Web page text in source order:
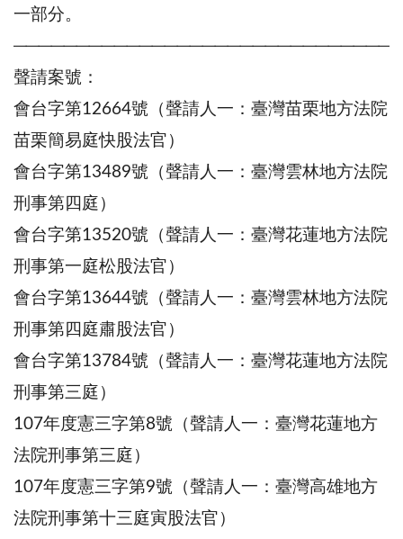
一部分。
聲請案號：
會台字第12664號（聲請人一：臺灣苗栗地方法院
苗栗簡易庭快股法官）
會台字第13489號（聲請人一：臺灣雲林地方法院
刑事第四庭）
會台字第13520號（聲請人一：臺灣花蓮地方法院
刑事第一庭松股法官）
會台字第13644號（聲請人一：臺灣雲林地方法院
刑事第四庭肅股法官）
會台字第13784號（聲請人一：臺灣花蓮地方法院
刑事第三庭）
107年度憲三字第8號（聲請人一：臺灣花蓮地方
法院刑事第三庭）
107年度憲三字第9號（聲請人一：臺灣高雄地方
法院刑事第十三庭寅股法官）